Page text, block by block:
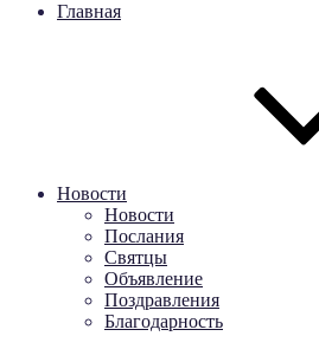
Главная
Новости
Новости
Послания
Святцы
Объявление
Поздравления
Благодарность